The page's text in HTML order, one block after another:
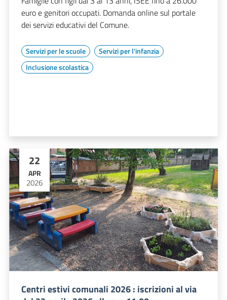
euro e genitori occupati. Domanda online sul portale
dei servizi educativi del Comune.
Servizi per le scuole
Servizi per l'infanzia
Inclusione scolastica
22
APR
2026
Centri estivi comunali 2026 : iscrizioni al via